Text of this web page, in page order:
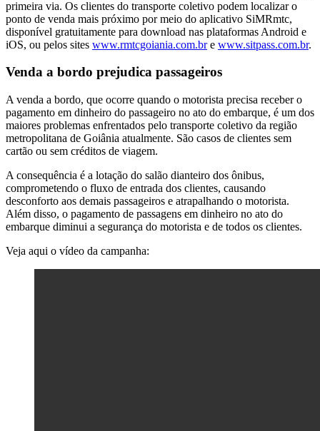
primeira via. Os clientes do transporte coletivo podem localizar o
ponto de venda mais próximo por meio do aplicativo SiMRmtc,
disponível gratuitamente para download nas plataformas Android e
iOS, ou pelos sites www.rmtcgoiania.com.bre www.sitpass.com.br.
Venda a bordo prejudica passageiros
A venda a bordo, que ocorre quando o motorista precisa receber o
pagamento em dinheiro do passageiro no ato do embarque, é um dos
maiores problemas enfrentados pelo transporte coletivo da região
metropolitana de Goiânia atualmente. São casos de clientes sem
cartão ou sem créditos de viagem.
A consequência é a lotação do salão dianteiro dos ônibus,
comprometendo o fluxo de entrada dos clientes, causando
desconforto aos demais passageiros e atrapalhando o motorista.
Além disso, o pagamento de passagens em dinheiro no ato do
embarque diminui a segurança do motorista e de todos os clientes.
Veja aqui o vídeo da campanha: